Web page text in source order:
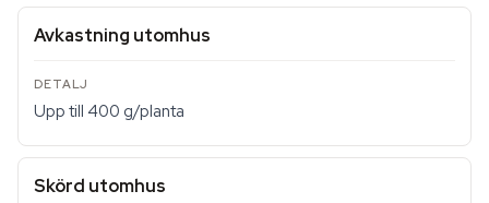
Avkastning utomhus
Upp till 400 g/planta
Skörd utomhus